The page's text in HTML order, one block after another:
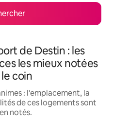
de Destin : les
les mieux notées
coin
: l'emplacement, la
de ces logements sont
notés.